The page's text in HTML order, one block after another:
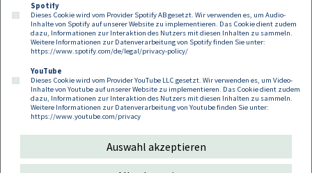
Footer
Kontakt Datenschutz
Impressum
Compliance
Cookies
Spotify
Dieses Cookie wird vom Provider Spotify AB gesetzt. Wir verwenden es, um Audio-
Inhalte von Spotify auf unserer Website zu implementieren. Das Cookie dient zudem
dazu, Informationen zur Interaktion des Nutzers mit diesen Inhalten zu sammeln.
Weitere Informationen zur Datenverarbeitung von Spotify finden Sie unter:
https://www.spotify.com/de/legal/privacy-policy/
YouTube
Dieses Cookie wird vom Provider YouTube LLC gesetzt. Wir verwenden es, um Video-
Inhalte von Youtube auf unserer Website zu implementieren. Das Cookie dient zudem
dazu, Informationen zur Interaktion des Nutzers mit diesen Inhalten zu sammeln.
Weitere Informationen zur Datenverarbeitung von Youtube finden Sie unter:
https://www.youtube.com/privacy
Auswahl akzeptieren
Follow us on:
Copyright 2026